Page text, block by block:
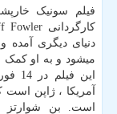
فیلم سونیک
کارگردانی Fowler
دنیای دیگری آمده
میشود و به او کمک
آمریکا ، ژاپن است که
است. بن شوارتز